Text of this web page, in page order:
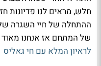
חלש, מראים לנו
ההתחלה של חיי השגרה
של המתחם אז אנחנו מאוד
לראיון המלא עם חי גאליס